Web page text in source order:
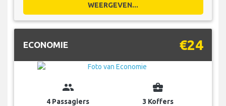
WEERGEVEN...
ECONOMIE €24
group
4 Passagiers
business_center
3 Koffers